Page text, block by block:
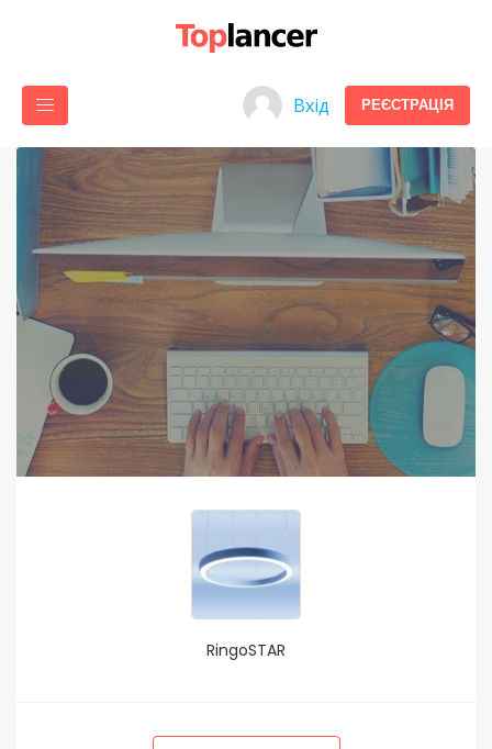
Вхід РЕЄСТРАЦІЯ
RingoSTAR